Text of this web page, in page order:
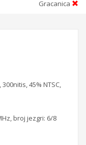
Gracanica
45% NTSC,
broj jezgri: 6/8